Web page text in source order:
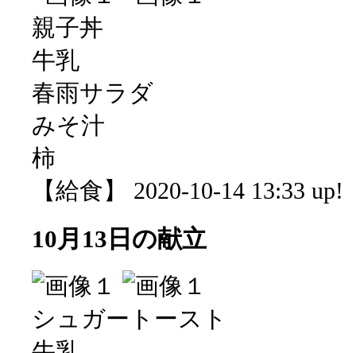
親子丼
牛乳
春雨サラダ
みそ汁
柿
【給食】 2020-10-14 13:33 up!
10月13日の献立
シュガートースト